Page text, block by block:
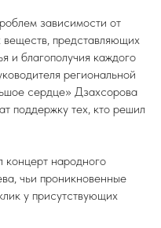
зависимости от
веществ, представляющих
и благополучия каждого
региональной
сердце» Дзахсорова
поддержку тех, кто решил
концерт народного
чьи проникновенные
у присутствующих